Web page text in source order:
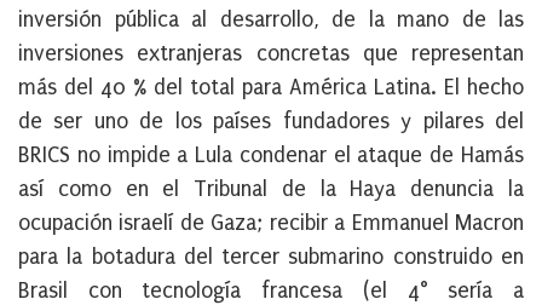
inversión pública al desarrollo, de la mano de las
inversiones extranjeras concretas que representan
más del 40 % del total para América Latina. El hecho
de ser uno de los países fundadores y pilares del
BRICS no impide a Lula condenar el ataque de Hamás
así como en el Tribunal de la Haya denuncia la
ocupación israelí de Gaza; recibir a Emmanuel Macron
para la botadura del tercer submarino construido en
Brasil con tecnología francesa (el 4° sería a